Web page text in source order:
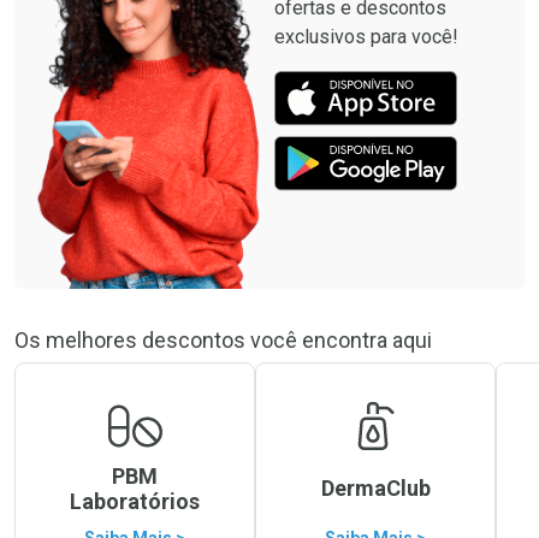
ofertas e descontos
exclusivos para você!
Os melhores descontos você encontra aqui
PBM
Laboratórios
DermaClub